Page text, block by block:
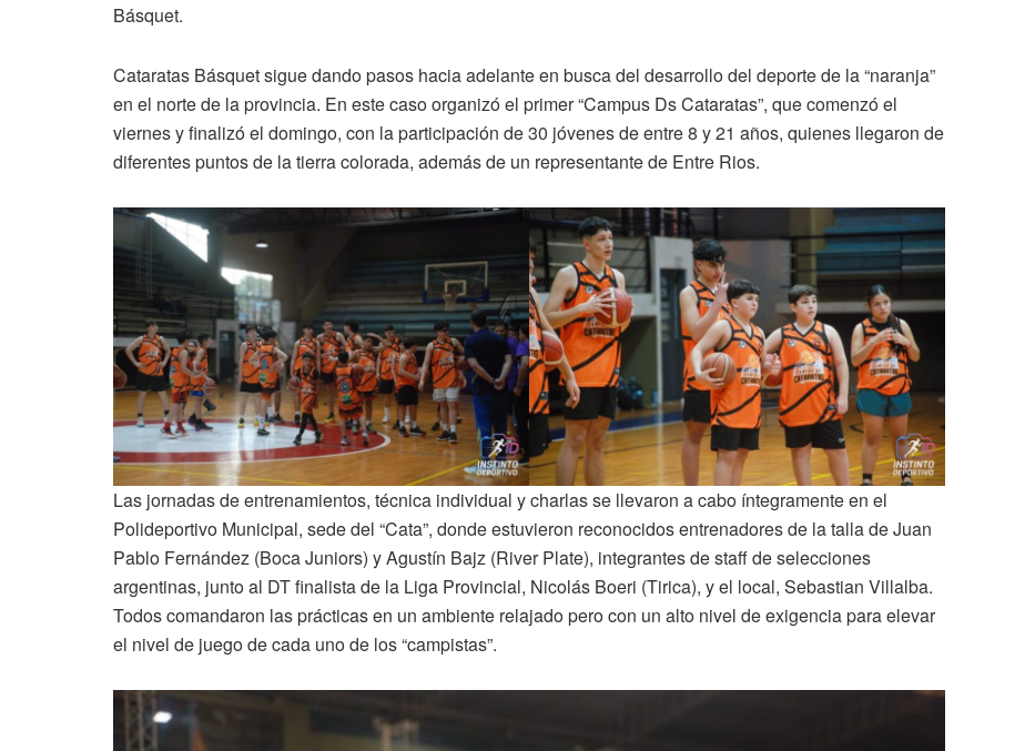
Básquet.
Cataratas Básquet sigue dando pasos hacia adelante en busca del desarrollo del deporte de la “naranja”
en el norte de la provincia. En este caso organizó el primer “Campus Ds Cataratas”, que comenzó el
viernes y finalizó el domingo, con la participación de 30 jóvenes de entre 8 y 21 años, quienes llegaron de
diferentes puntos de la tierra colorada, además de un representante de Entre Rios.
Las jornadas de entrenamientos, técnica individual y charlas se llevaron a cabo íntegramente en el
Polideportivo Municipal, sede del “Cata”, donde estuvieron reconocidos entrenadores de la talla de Juan
Pablo Fernández (Boca Juniors) y Agustín Bajz (River Plate), integrantes de staff de selecciones
argentinas, junto al DT finalista de la Liga Provincial, Nicolás Boeri (Tirica), y el local, Sebastian Villalba.
Todos comandaron las prácticas en un ambiente relajado pero con un alto nivel de exigencia para elevar
el nivel de juego de cada uno de los “campistas”.